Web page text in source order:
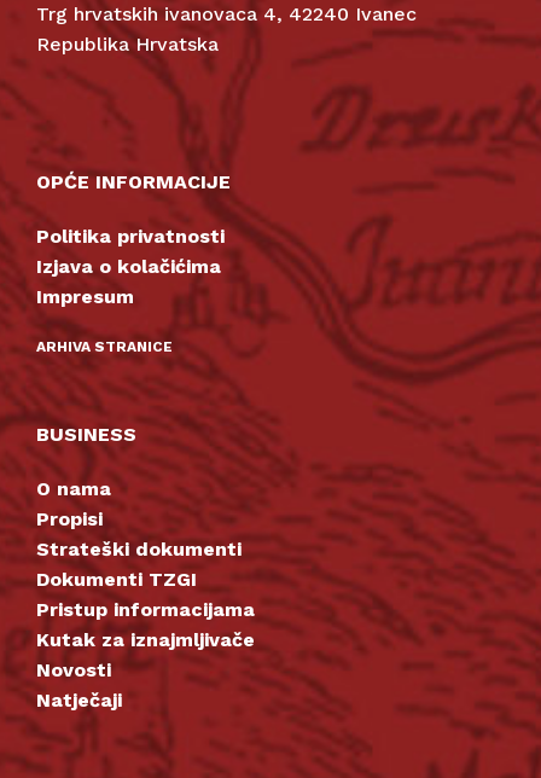
Trg hrvatskih ivanovaca 4, 42240 Ivanec
Republika Hrvatska
OPĆE INFORMACIJE
Politika privatnosti
Izjava o kolačićima
Impresum
ARHIVA STRANICE
BUSINESS
O nama
Propisi
Strateški dokumenti
Dokumenti TZGI
Pristup informacijama
Kutak za iznajmljivače
Novosti
Natječaji